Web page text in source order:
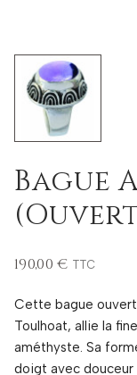
Bague
190,00 € TTC
Cette bague
Toulhoat, allie la
améthyste. Sa
doigt avec